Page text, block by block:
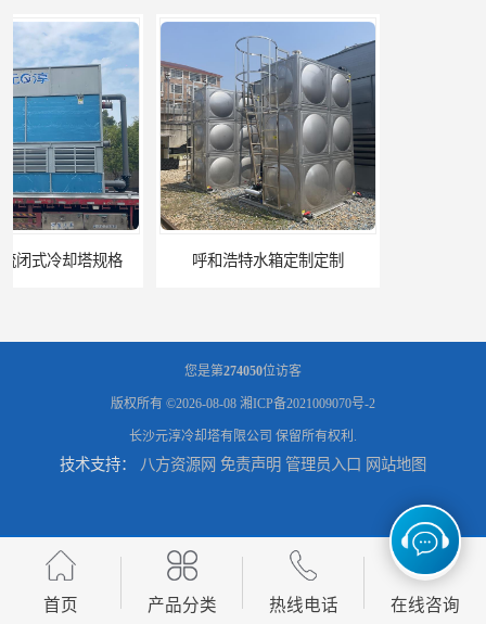
呼和浩特水箱定制定制 电厂冷却塔
郑州喷淋泵厂家 太原板式换热器生产厂家
您是第274050位访客
版权所有 ©2026-08-08 湘ICP备2021009070号-2
长沙元淳冷却塔有限公司 保留所有权利.
技术支持： 八方资源网 免责声明 管理员入口 网站地图
首页 产品分类 热线电话 在线咨询